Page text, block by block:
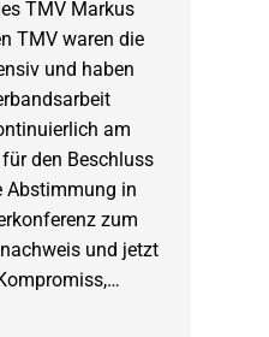
TMV Markus
TMV waren die
und haben
am
den Beschluss
Abstimmung in
zum
und jetzt